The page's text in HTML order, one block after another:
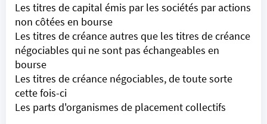
Les titres de capital émis par les sociétés par actions
non côtées en bourse
Les titres de créance autres que les titres de créance
négociables qui ne sont pas échangeables en
bourse
Les titres de créance négociables, de toute sorte
cette fois-ci
Les parts d'organismes de placement collectifs